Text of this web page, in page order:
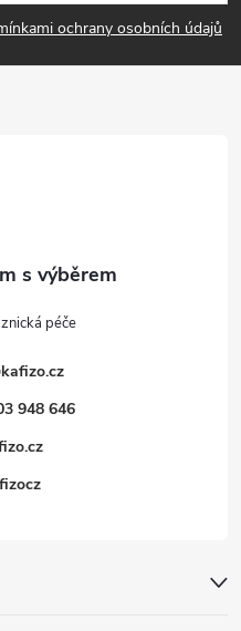
ochrany osobních údajů
kafizo.cz
948 646